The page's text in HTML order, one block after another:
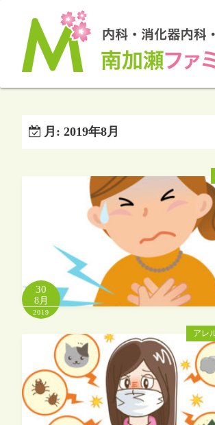
月: 2019年8月
30
8月
2019
アレ